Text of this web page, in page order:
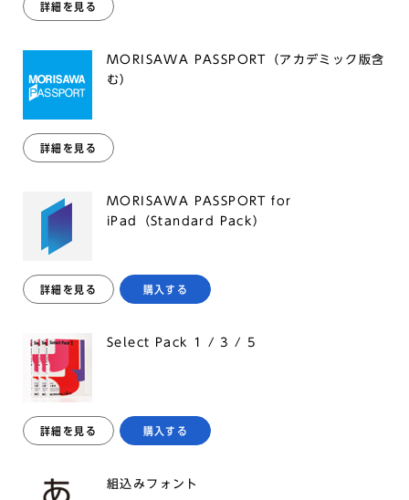
詳細を見る
MORISAWA PASSPORT（アカデミック版含
む）
詳細を見る
MORISAWA PASSPORT for
iPad（Standard Pack）
詳細を見る 購入する
Select Pack 1 / 3 / 5
詳細を見る 購入する
組込みフォント